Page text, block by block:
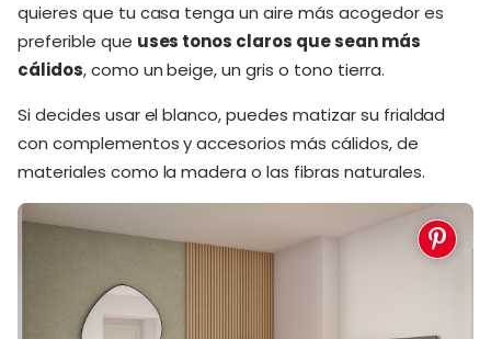
quieres que tu casa tenga un aire más acogedor es
preferible que uses tonos claros que sean más
cálidos, como un beige, un gris o tono tierra.
Si decides usar el blanco, puedes matizar su frialdad
con complementos y accesorios más cálidos, de
materiales como la madera o las fibras naturales.